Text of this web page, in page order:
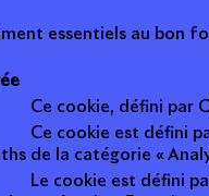
essentiels au
Ce cookie, défini par
Ce cookie est défini
de la catégorie «
Le cookie est défini